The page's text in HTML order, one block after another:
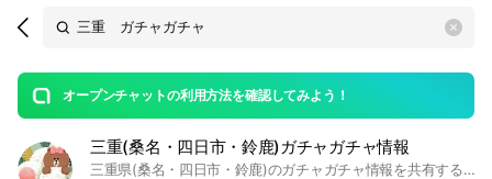
Search
OpenChats
messages
search
area
オープンチャットの利用方法を確認してみよう！
open
三重(桑名・四日市・鈴鹿)ガチャガチャ情報
三重県(桑名・四日市・鈴鹿)のガチャガチャ情報を共有するオプチャです🍒 情報交換できると嬉しいです🐰 みんなで情報交換しあってゲットしましょう🌈 #ガチャ括 #ガチャガチャ好きな人と繋がりたい#三重#桑名#四日市#鈴鹿#ガチャガチャ